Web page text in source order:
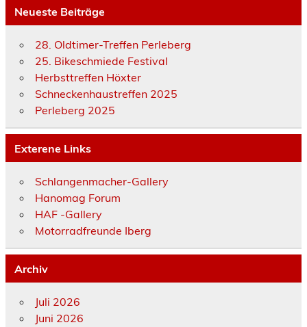
Neueste Beiträge
28. Oldtimer-Treffen Perleberg
25. Bikeschmiede Festival
Herbsttreffen Höxter
Schneckenhaustreffen 2025
Perleberg 2025
Exterene Links
Schlangenmacher-Gallery
Hanomag Forum
HAF -Gallery
Motorradfreunde Iberg
Archiv
Juli 2026
Juni 2026